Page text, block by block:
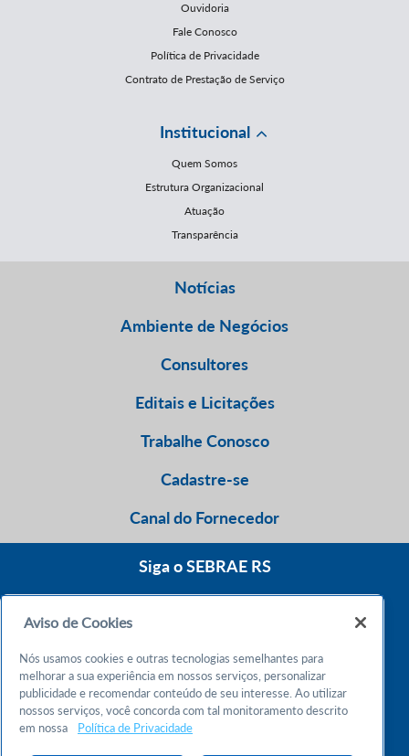
Ouvidoria
Fale Conosco
Política de Privacidade
Contrato de Prestação de Serviço
Institucional
Quem Somos
Estrutura Organizacional
Atuação
Transparência
Notícias
Ambiente de Negócios
Consultores
Editais e Licitações
Trabalhe Conosco
Cadastre-se
Canal do Fornecedor
Siga o SEBRAE RS
Atendimento 24h
Chame no WhatsApp
Aviso de Cookies
Nós usamos cookies e outras tecnologias semelhantes para
melhorar a sua experiência em nossos serviços, personalizar
publicidade e recomendar conteúdo de seu interesse. Ao utilizar
nossos serviços, você concorda com tal monitoramento descrito
em nossa
Política de Privacidade